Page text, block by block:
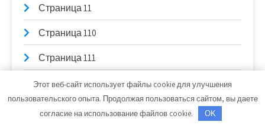
Страница 11
Страница 110
Страница 111
Страница 112
Этот веб-сайт использует файлы cookie для улучшения
пользовательского опыта. Продолжая пользоваться сайтом, вы даете
согласие на использование файлов cookie.
OK